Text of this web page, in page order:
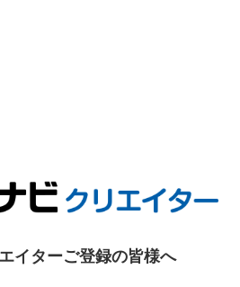
イターご登録の皆様へ